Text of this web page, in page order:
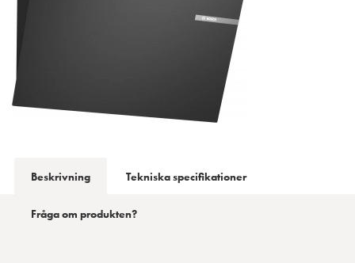
Beskrivning Tekniska specifikationer
Fråga om produkten?